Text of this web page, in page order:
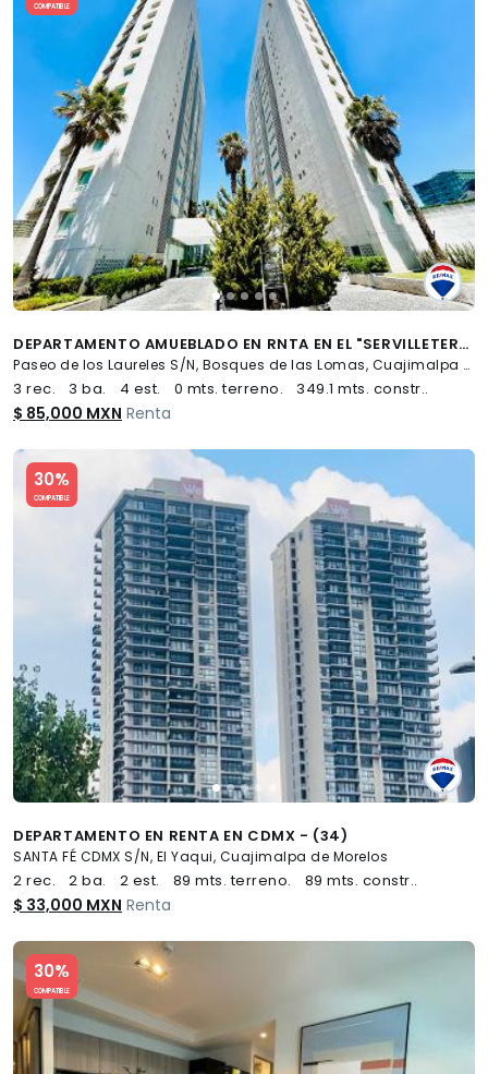
COMPATIBLE
DEPARTAMENTO AMUEBLADO EN RNTA EN EL "SERVILLETERO" - (34)
Paseo de los Laureles S/N, Bosques de las Lomas, Cuajimalpa de Morelos
3 rec. 3 ba. 4 est. 0 mts. terreno. 349.1 mts. constr..
$ 85,000 MXN Renta
30%
COMPATIBLE
Slide 1 of 5
DEPARTAMENTO EN RENTA EN CDMX - (34)
SANTA FÉ CDMX S/N, El Yaqui, Cuajimalpa de Morelos
2 rec. 2 ba. 2 est. 89 mts. terreno. 89 mts. constr..
$ 33,000 MXN Renta
30%
COMPATIBLE
Slide 1 of 5